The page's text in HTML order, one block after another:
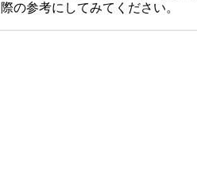
の参考にしてみてください。